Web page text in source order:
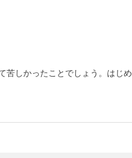
苦しかったことでしょう。はじめ